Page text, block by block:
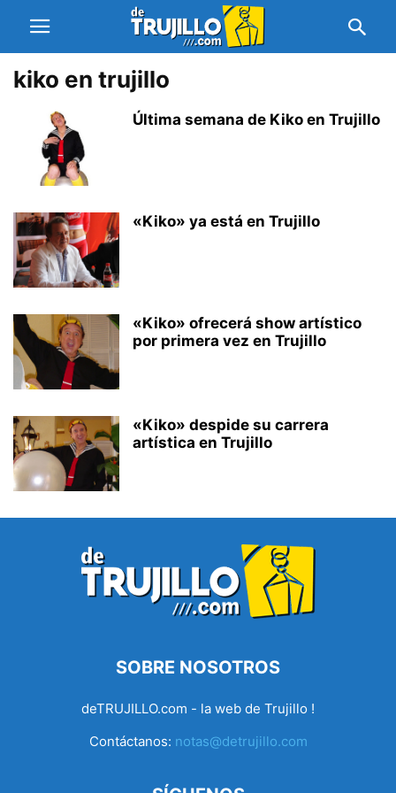
kiko en trujillo
Última semana de Kiko en Trujillo
«Kiko» ya está en Trujillo
«Kiko» ofrecerá show artístico
por primera vez en Trujillo
«Kiko» despide su carrera
artística en Trujillo
SOBRE NOSOTROS
deTRUJILLO.com - la web de Trujillo !
Contáctanos: notas@detrujillo.com